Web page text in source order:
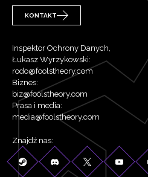
KONTAKT
Znajdź nas:
Inspektor Ochrony Danych,
Łukasz Wyrzykowski:
rodo@foolstheory.com
Biznes:
biz@foolstheory.com
Prasa i media:
media@foolstheory.com